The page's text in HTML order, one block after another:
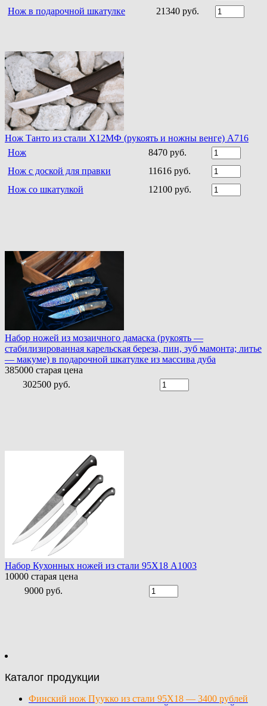
Нож в подарочной шкатулке
21340 руб.
Нож Танто из стали Х12МФ (рукоять и ножны венге) A716
Нож
8470 руб.
Нож с доской для правки
11616 руб.
Нож со шкатулкой
12100 руб.
Набор ножей из мозаичного дамаска (рукоять —
стабилизированная карельская береза, пин, зуб мамонта; литье
— макуме) в подарочной шкатулке из массива дуба
385000 старая цена
302500 руб.
Набор Кухонных ножей из стали 95Х18 A1003
10000 старая цена
9000 руб.
Каталог продукции
Финский нож Пуукко из стали 95Х18 — 3400 рублей